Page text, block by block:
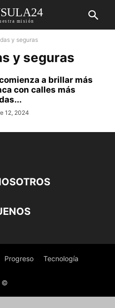
misión
y seguras
y seguras
a brillar más
con calles más
12, 2024
Progreso Tecnología
©